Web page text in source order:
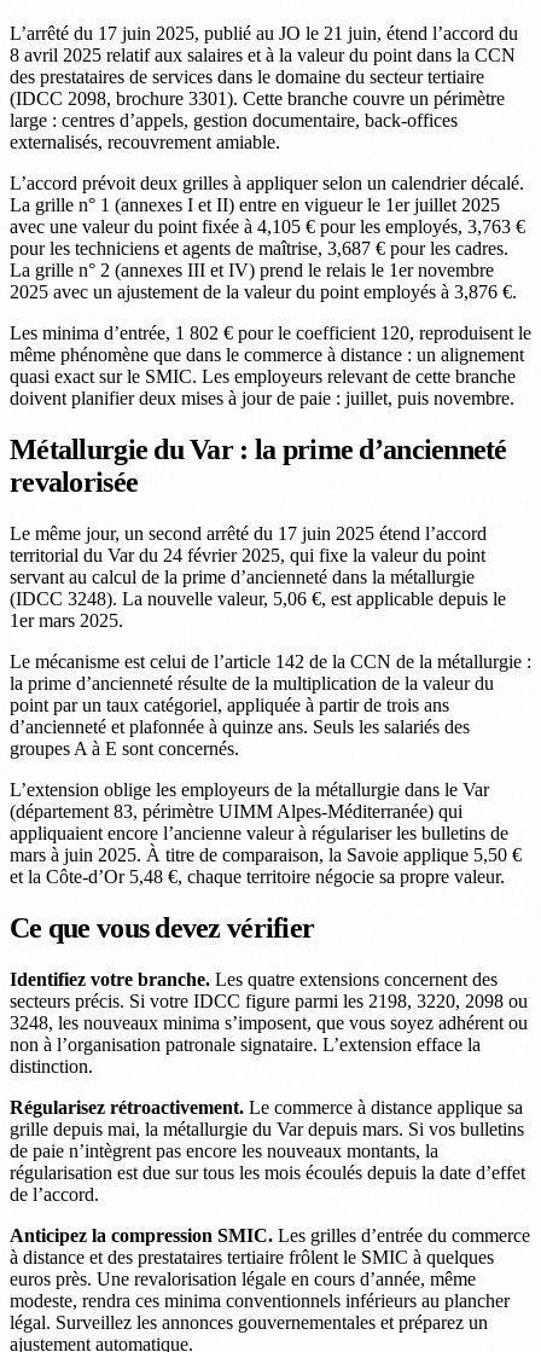
L’arrêté du 17 juin 2025, publié au JO le 21 juin, étend l’accord du
8 avril 2025 relatif aux salaires et à la valeur du point dans la CCN
des prestataires de services dans le domaine du secteur tertiaire
(IDCC 2098, brochure 3301). Cette branche couvre un périmètre
large : centres d’appels, gestion documentaire, back-offices
externalisés, recouvrement amiable.
L’accord prévoit deux grilles à appliquer selon un calendrier décalé.
La grille n° 1 (annexes I et II) entre en vigueur le 1er juillet 2025
avec une valeur du point fixée à 4,105 € pour les employés, 3,763 €
pour les techniciens et agents de maîtrise, 3,687 € pour les cadres.
La grille n° 2 (annexes III et IV) prend le relais le 1er novembre
2025 avec un ajustement de la valeur du point employés à 3,876 €.
Les minima d’entrée, 1 802 € pour le coefficient 120, reproduisent le
même phénomène que dans le commerce à distance : un alignement
quasi exact sur le SMIC. Les employeurs relevant de cette branche
doivent planifier deux mises à jour de paie : juillet, puis novembre.
Métallurgie du Var : la prime d’ancienneté
revalorisée
Le même jour, un second arrêté du 17 juin 2025 étend l’accord
territorial du Var du 24 février 2025, qui fixe la valeur du point
servant au calcul de la prime d’ancienneté dans la métallurgie
(IDCC 3248). La nouvelle valeur, 5,06 €, est applicable depuis le
1er mars 2025.
Le mécanisme est celui de l’article 142 de la CCN de la métallurgie :
la prime d’ancienneté résulte de la multiplication de la valeur du
point par un taux catégoriel, appliquée à partir de trois ans
d’ancienneté et plafonnée à quinze ans. Seuls les salariés des
groupes A à E sont concernés.
L’extension oblige les employeurs de la métallurgie dans le Var
(département 83, périmètre UIMM Alpes-Méditerranée) qui
appliquaient encore l’ancienne valeur à régulariser les bulletins de
mars à juin 2025. À titre de comparaison, la Savoie applique 5,50 €
et la Côte-d’Or 5,48 €, chaque territoire négocie sa propre valeur.
Ce que vous devez vérifier
Identifiez votre branche. Les quatre extensions concernent des
secteurs précis. Si votre IDCC figure parmi les 2198, 3220, 2098 ou
3248, les nouveaux minima s’imposent, que vous soyez adhérent ou
non à l’organisation patronale signataire. L’extension efface la
distinction.
Régularisez rétroactivement. Le commerce à distance applique sa
grille depuis mai, la métallurgie du Var depuis mars. Si vos bulletins
de paie n’intègrent pas encore les nouveaux montants, la
régularisation est due sur tous les mois écoulés depuis la date d’effet
de l’accord.
Anticipez la compression SMIC. Les grilles d’entrée du commerce
à distance et des prestataires tertiaire frôlent le SMIC à quelques
euros près. Une revalorisation légale en cours d’année, même
modeste, rendra ces minima conventionnels inférieurs au plancher
légal. Surveillez les annonces gouvernementales et préparez un
ajustement automatique.